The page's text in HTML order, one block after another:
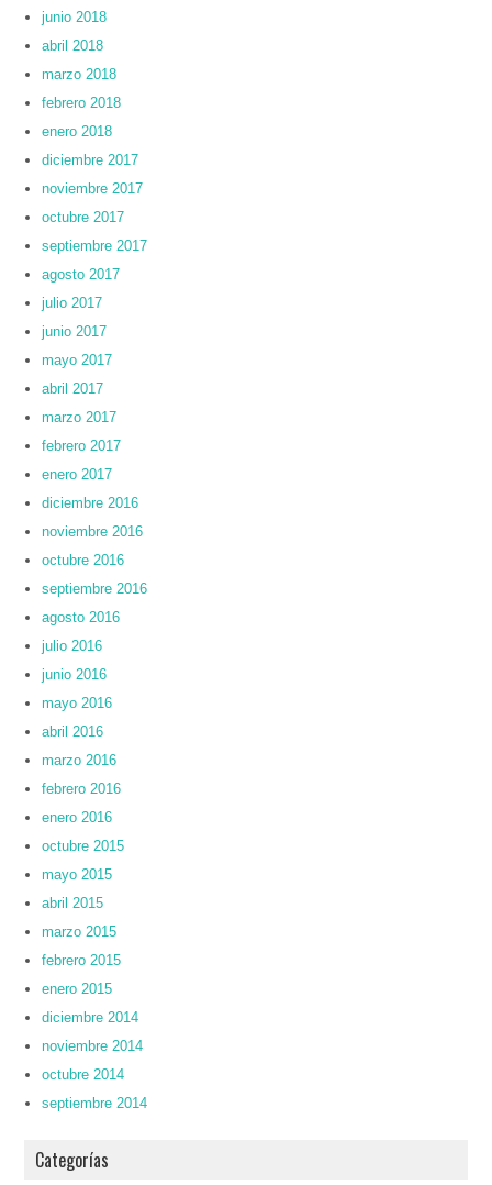
junio 2018
abril 2018
marzo 2018
febrero 2018
enero 2018
diciembre 2017
noviembre 2017
octubre 2017
septiembre 2017
agosto 2017
julio 2017
junio 2017
mayo 2017
abril 2017
marzo 2017
febrero 2017
enero 2017
diciembre 2016
noviembre 2016
octubre 2016
septiembre 2016
agosto 2016
julio 2016
junio 2016
mayo 2016
abril 2016
marzo 2016
febrero 2016
enero 2016
octubre 2015
mayo 2015
abril 2015
marzo 2015
febrero 2015
enero 2015
diciembre 2014
noviembre 2014
octubre 2014
septiembre 2014
Categorías